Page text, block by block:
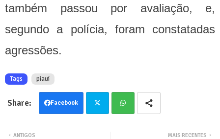
também passou por avaliação, e,
segundo a polícia, foram constatadas
agressões.
Tags piaui
Facebook
MAIS RECENTES
ANTIGOS